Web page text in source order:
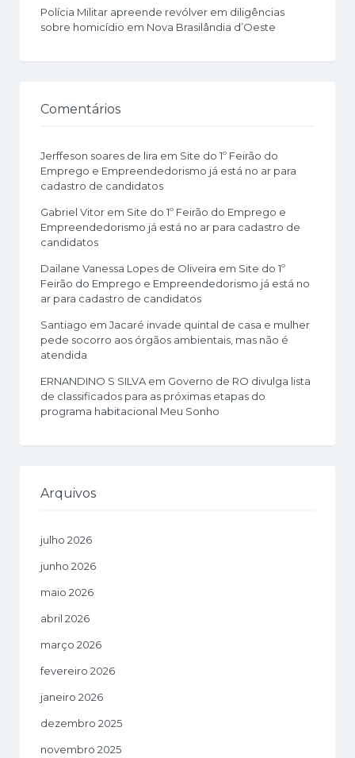
Polícia Militar apreende revólver em diligências
sobre homicídio em Nova Brasilândia d’Oeste
Comentários
Jerffeson soares de lira em Site do 1º Feirão do
Emprego e Empreendedorismo já está no ar para
cadastro de candidatos
Gabriel Vitor em Site do 1º Feirão do Emprego e
Empreendedorismo já está no ar para cadastro de
candidatos
Dailane Vanessa Lopes de Oliveira em Site do 1º
Feirão do Emprego e Empreendedorismo já está no
ar para cadastro de candidatos
Santiago em Jacaré invade quintal de casa e mulher
pede socorro aos órgãos ambientais, mas não é
atendida
ERNANDINO S SILVA em Governo de RO divulga lista
de classificados para as próximas etapas do
programa habitacional Meu Sonho
Arquivos
julho 2026
junho 2026
maio 2026
abril 2026
março 2026
fevereiro 2026
janeiro 2026
dezembro 2025
novembro 2025